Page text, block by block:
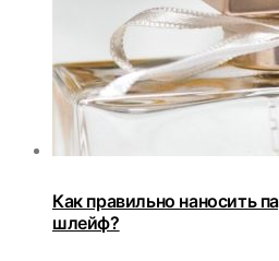
Как правильно наносить
шлейф?